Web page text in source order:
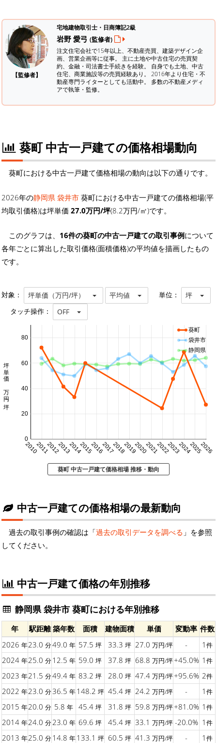
【監修者】
宅地建物取引士・日商簿記2級
岩野 愛弓 (監修者)
注文住宅会社で15年以上、不動産売買、建築デザイン企
画、営業企画等に従事。 主に土地や中古住宅の売買契
約、金融・司法書士手続きを経験。 自身でも土地、中古
住宅、商業施設等の売買経験あり。 2016年より住宅・不
動産専門ライターとしても活動中。 多数の不動産メディ
アで執筆・監修。
葵町 中古一戸建ての価格相場動向
葵町における中古一戸建て価格相場の動向は以下の通りです。
2026年の静岡県 袋井市 葵町における中古一戸建ての価格相場(平
均取引価格)は坪単価 27.0万円/坪(8.2万円/㎡)です。
このグラフは、 16件の葵町の中古一戸建ての取引事例について
各年ごとに算出した取引価格(面積価格)の平均値を描画したもの
です。
対象： 坪単価（万円/坪） 平均値 単位： 坪
タッチ操作： OFF
20102011201220132014201520162017201820192020202120222023202420252026
0
20
40
60
80
坪単価 万円/坪
葵町
袋井市
静岡県
葵町 中古一戸建て価格相場 推移・動向
中古一戸建ての価格相場の最新動向
過去の取引事例の確認は「過去の取引データを調べる 」を参照
してください。
中古一戸建て価格の年別推移
静岡県 袋井市 葵町における年別推移
年 駅距離 築年数 面積 建物面積 単価 変動率 件数
2026 年23.0 分49.0 年 57.5 坪 33.3 坪 27.0 万円/坪 - 1 件
2024 年25.0 分12.5 年 59.0 坪 37.8 坪 68.8 万円/坪+45.0% 1 件
2023 年21.5 分49.4 年 83.2 坪 28.0 坪 47.4 万円/坪+95.6% 2件
2022 年23.0 分36.5 年148.2 坪 45.4 坪 24.2 万円/坪 - 1 件
2015 年20.0 分 5.8 年 45.4 坪 31.8 坪 59.8 万円/坪+81.0% 1 件
2014 年24.0 分23.0 年 69.6 坪 45.4 坪 33.1 万円/坪 -20.0% 1 件
2013 年25.0 分14.8 年133.1 坪 60.5 坪 41.3 万円/坪 - 1 件